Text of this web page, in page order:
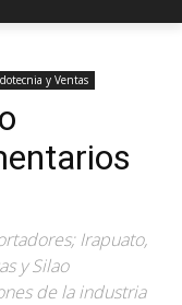
y Ventas
Irapuato,
y Silao
de la industria